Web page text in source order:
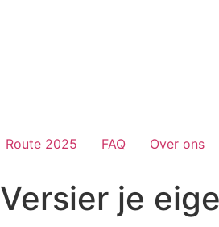
Route 2025 FAQ Over ons
Versier je